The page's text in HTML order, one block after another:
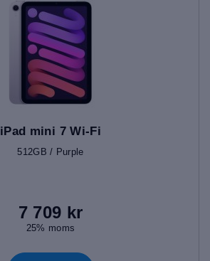
iPad mini 7 Wi-Fi
512GB / Purple
7 709 kr
25% moms